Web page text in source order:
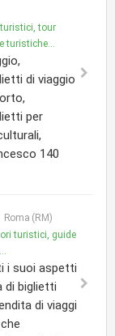
tour
turistiche...
di viaggio
per
140
Roma (RM)
turistici, guide
i suoi aspetti
di biglietti
di viaggi